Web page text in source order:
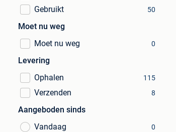
Gebruikt 50
Moet nu weg
Moet nu weg
0
Levering
Ophalen
115
Verzenden 8
Aangeboden sinds
Vandaag
0